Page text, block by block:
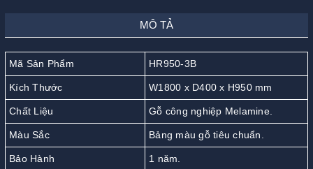
MÔ TẢ
Mã Sản Phẩm HR950-3B
Kích Thước W1800 x D400 x H950 mm
Chất Liệu Gỗ công nghiệp Melamine.
Màu Sắc Bảng màu gỗ tiêu chuẩn.
Bảo Hành 1 năm.